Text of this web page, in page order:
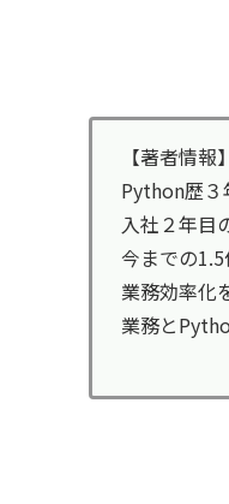
【著者情報】
Python歴３
入社２年目
今までの
業務効率化
業務と